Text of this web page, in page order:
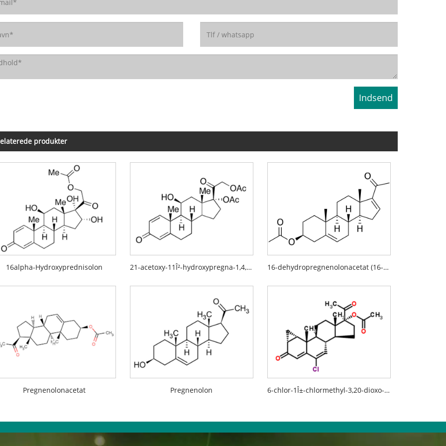
produkter
16alpha-Hydroxyprednisolon 21-acetoxy-11Î²-hydroxypregna-1,4,16-trien-3,20-dion 16-dehydropregnenolonacetat (16-DPA)
Pregnenolonacetat Pregnenolon 6-chlor-1Î±-chlormethyl-3,20-dioxo-pregna-4,6-dien-17Î±-acetoxy